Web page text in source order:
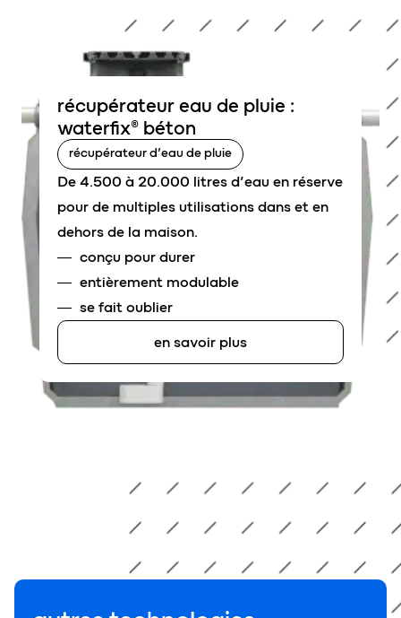
récupérateur eau de pluie :
waterfix® béton
récupérateur d’eau de pluie
De 4.500 à 20.000 litres d’eau en réserve
pour de multiples utilisations dans et en
dehors de la maison.
conçu pour durer
entièrement modulable
se fait oublier
en savoir plus